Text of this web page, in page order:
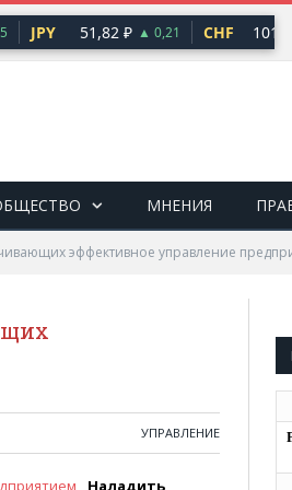
JPY 51,82 ₽ ▲ 0,21 CHF 101,30 ₽
МНЕНИЯ
эффективное управление
УПРАВЛЕНИЕ
Наладить